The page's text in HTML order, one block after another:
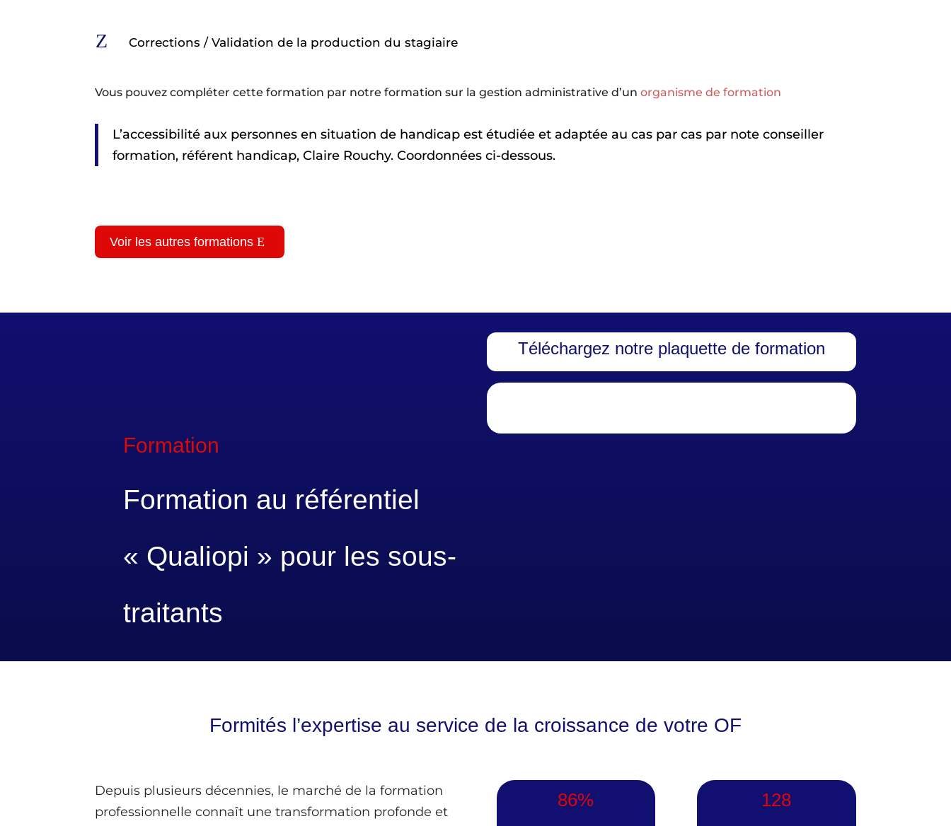
Z Corrections / Validation de la production du stagiaire
Vous pouvez compléter cette formation par notre formation sur la gestion administrative d’unorganisme de formation
L’accessibilité aux personnesensituationde handicapestétudiéeet adaptée aucas parcas par noteconseiller
formation, référent handicap,Claire Rouchy.Coordonnées ci-dessous.
Voir les autres formations
Formation
Formation au référentiel
« Qualiopi » pour les sous-
traitants
Téléchargez notre plaquette de formation
Formités l’expertise au service de la croissance de votre OF
Depuis plusieurs décennies, le marché de la formation
professionnelle connaît une transformation profonde et
86% 128